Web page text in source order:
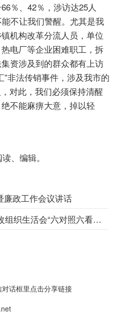
％、42％，涉访达25人
不让我们警醒。尤其是我
机构改革分流人员，单位
电厂等企业困难职工，拆
资涉及到的群众都有上访
非法传销事件，涉及我市的
对此，我们必须保持清醒
不能麻痹大意，掉以轻
、编辑。
廉政工作会议讲话
会“六对照六看六查”对照检查材料
话框里点击分享链接